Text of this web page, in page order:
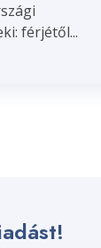
férjétől...